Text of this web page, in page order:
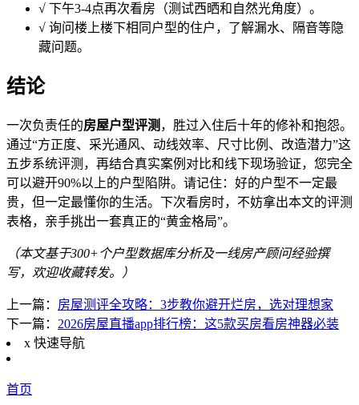
√ 下午3-4点再次看房（测试西晒和自然光角度）。
√ 询问楼上楼下相同户型的住户，了解漏水、隔音等隐
藏问题。
结论
一次负责任的房屋户型评测 ，胜过入住后十年的修补和抱怨。
通过“方正度、采光通风、动线效率、尺寸比例、改造潜力”这
五步系统评测，再结合真实案例对比和线下现场验证，您完全
可以避开90%以上的户型陷阱。请记住：好的户型不一定最
贵，但一定最懂你的生活。下次看房时，不妨拿出本文的评测
表格，亲手挑出一套真正的“黄金格局”。
（本文基于300+个户型数据库分析及一线房产顾问经验撰
写，欢迎收藏转发。）
上一篇： 房屋测评全攻略：3步教你避开烂房，选对理想家
下一篇： 2026房屋直播app排行榜：这5款买房看房神器必装
x 快速导航
首页